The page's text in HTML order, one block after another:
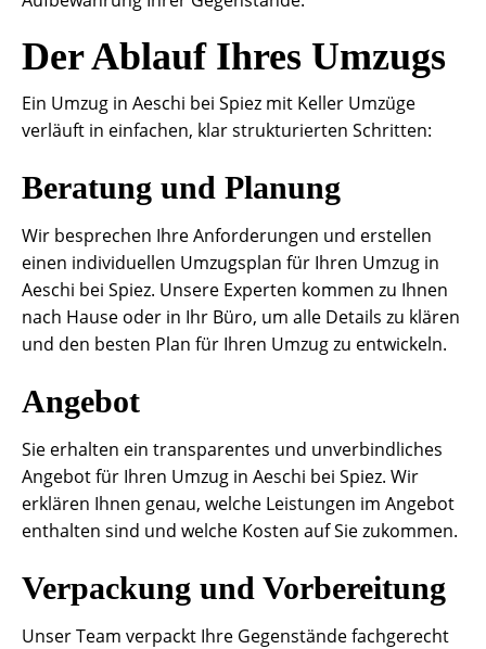
Der Ablauf Ihres Umzugs
Ein Umzug in Aeschi bei Spiez mit Keller Umzüge
verläuft in einfachen, klar strukturierten Schritten:
Beratung und Planung
Wir besprechen Ihre Anforderungen und erstellen
einen individuellen Umzugsplan für Ihren Umzug in
Aeschi bei Spiez. Unsere Experten kommen zu Ihnen
nach Hause oder in Ihr Büro, um alle Details zu klären
und den besten Plan für Ihren Umzug zu entwickeln.
Angebot
Sie erhalten ein transparentes und unverbindliches
Angebot für Ihren Umzug in Aeschi bei Spiez. Wir
erklären Ihnen genau, welche Leistungen im Angebot
enthalten sind und welche Kosten auf Sie zukommen.
Verpackung und Vorbereitung
Unser Team verpackt Ihre Gegenstände fachgerecht